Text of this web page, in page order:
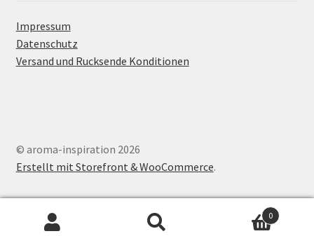
Impressum
Datenschutz
Versand und Rucksende Konditionen
© aroma-inspiration 2026
Erstellt mit Storefront & WooCommerce.
0